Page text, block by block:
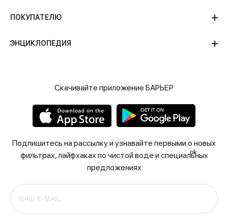
ПОКУПАТЕЛЮ
ЭНЦИКЛОПЕДИЯ
Скачивайте приложение БАРЬЕР
Подпишитесь на рассылку и узнавайте первыми о новых
фильтрах, лайфхаках по чистой воде и специальных
предложениях
ok